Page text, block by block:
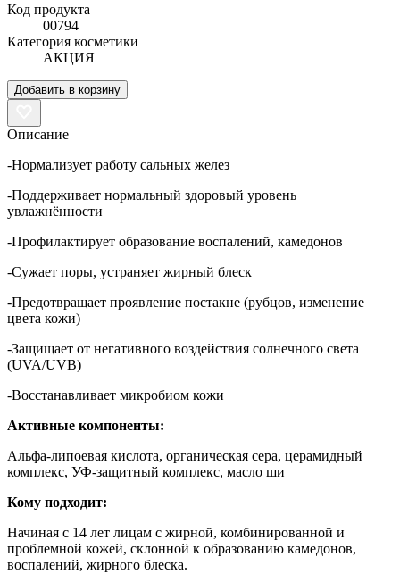
Код продукта
00794
Категория косметики
АКЦИЯ
Добавить в корзину
Описание
-Нормализует работу сальных желез
-Поддерживает нормальный здоровый уровень
увлажнённости
-Профилактирует образование воспалений, камедонов
-Сужает поры, устраняет жирный блеск
-Предотвращает проявление постакне (рубцов, изменение
цвета кожи)
-Защищает от негативного воздействия солнечного света
(UVA/UVB)
-Восстанавливает микробиом кожи
Активные компоненты:
Альфа-липоевая кислота, органическая сера, церамидный
комплекс, УФ-защитный комплекс, масло ши
Кому подходит:
Начиная с 14 лет лицам с жирной, комбинированной и
проблемной кожей, склонной к образованию камедонов,
воспалений, жирного блеска.